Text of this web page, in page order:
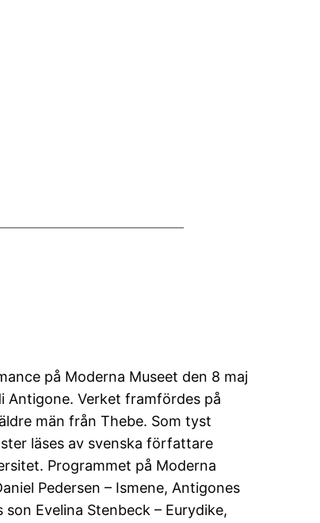
på Moderna Museet den 8 maj
Antigone. Verket framfördes på
män från Thebe. Som tyst
läses av svenska författare
Programmet på Moderna
Pedersen – Ismene, Antigones
Evelina Stenbeck – Eurydike,